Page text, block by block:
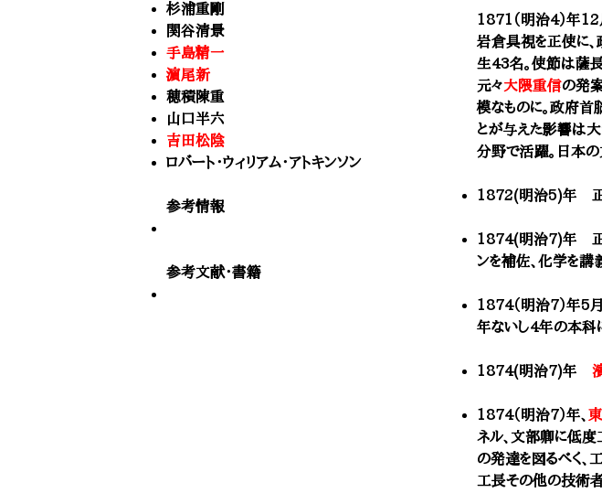
杉浦重剛
関谷清景
手島精一
濵尾新
穂積陳重
山口半六
吉田松陰
ロバート・ウィリアム・アトキンソン
参考情報
参考文献・書籍
1871（明治4）年
岩倉具視を正使に
生43名。使節は薩長
元々大隈重信の発
模なものに。政府
とが与えた影響は大
分野で活躍。日本の
1872(明治5)年 正
1874(明治7)年 正
ンを補佐、化学を講
1874（明治7）年5月
年ないし4年の本科
1874(明治7)年
1874（明治7）年、
ネル、文部卿に低度
の発達を図るべく
工長その他の技術者